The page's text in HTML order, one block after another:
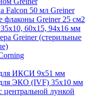
Falcon 50 мл Greiner
флаконы Greiner 25 см2
60х15, 94х16 мм
Greiner (стерильные
ИКСИ 9x51 мм
ЭКО (IVF) 35x10 мм
лункой